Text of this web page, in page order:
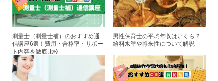
o
k
測量士（測量士補）のおすすめ通
信講座6選！費用・合格率・サポー
ト内容を徹底比較
男性保育士の平均年収はいくら？
給料水準や将来性について解説